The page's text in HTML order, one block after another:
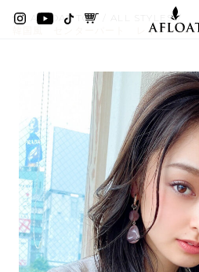
AFLOAT TOP
ALL STYLES
韓国風 センターパート レイヤースタ